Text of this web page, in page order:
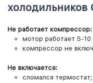
холодильников
Не работает компрессор:
мотор работает 5-
компрессор не
Не включается:
сломался термостат;